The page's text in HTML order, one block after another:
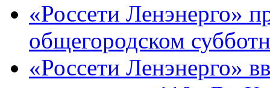
«Россети Ленэнерго»
общегородском
«Россети Ленэнерго»